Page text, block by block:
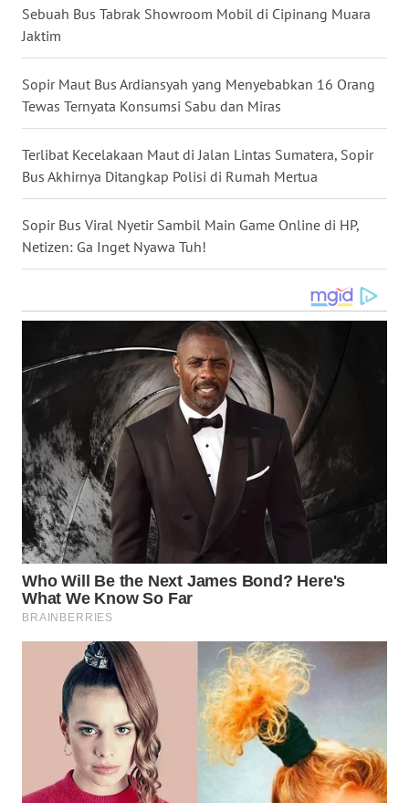
Sebuah Bus Tabrak Showroom Mobil di Cipinang Muara
Jaktim
Sopir Maut Bus Ardiansyah yang Menyebabkan 16 Orang
Tewas Ternyata Konsumsi Sabu dan Miras
Terlibat Kecelakaan Maut di Jalan Lintas Sumatera, Sopir
Bus Akhirnya Ditangkap Polisi di Rumah Mertua
Sopir Bus Viral Nyetir Sambil Main Game Online di HP,
Netizen: Ga Inget Nyawa Tuh!
WN
WN
BALI
WN
KALBAR
WN
KALTENG
KALTARA
WN
KALSEL
WN
KALTIM
WN
SULSEL
WN
GORONTALO
WN
WN
MALUKU
WN
MALUT